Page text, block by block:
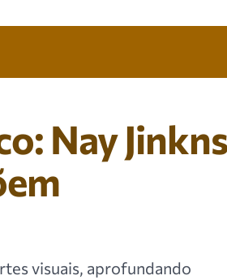
Nay
visuais, aprofundando